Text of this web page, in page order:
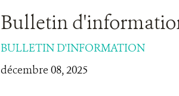
Bulletin
BULLETIN D'INFORMATION
décembre 08, 2025